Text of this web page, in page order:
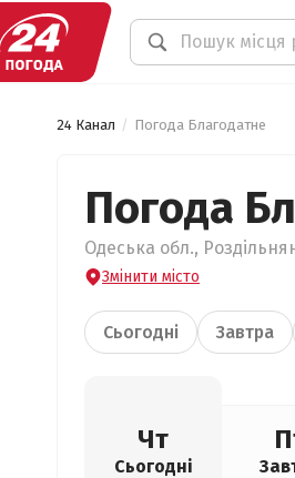
24 Канал Погода Благодатне
Погода
Одеська обл.,
Змінити місто
Сьогодні Завтра
Чт
Сьогодні